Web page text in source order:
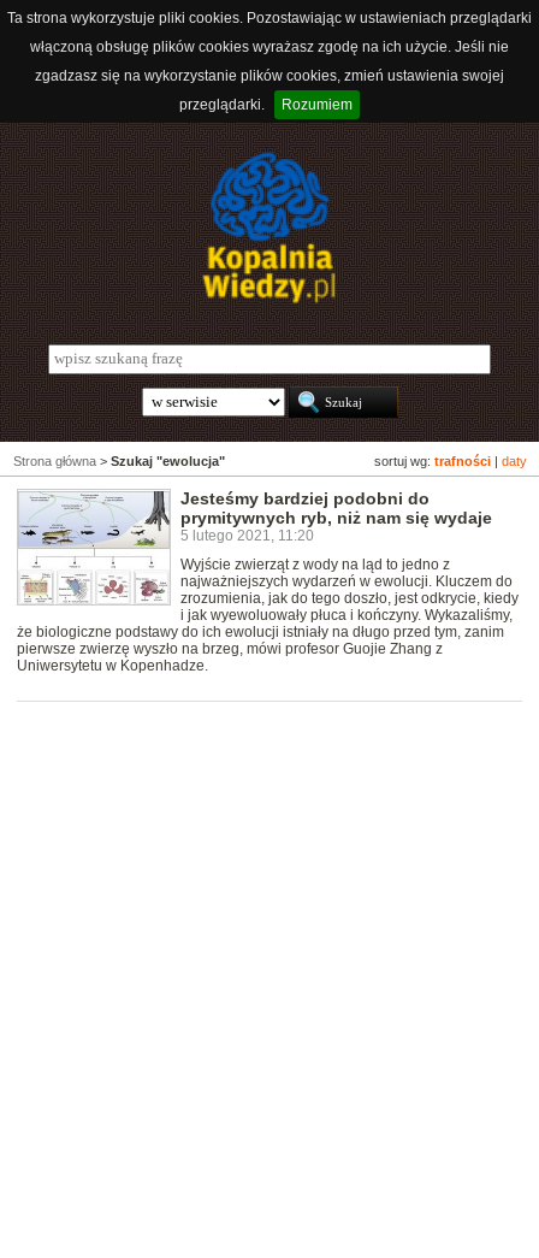
Ta strona wykorzystuje pliki cookies. Pozostawiając w ustawieniach przeglądarki
włączoną obsługę plików cookies wyrażasz zgodę na ich użycie. Jeśli nie
zgadzasz się na wykorzystanie plików cookies, zmień ustawienia swojej
przeglądarki.
Rozumiem
sortuj wg: trafności daty
Strona główna > Szukaj "ewolucja"
Jesteśmy bardziej podobni do
prymitywnych ryb, niż nam się wydaje
5 lutego 2021, 11:20
Wyjście zwierząt z wody na ląd to jedno z
najważniejszych wydarzeń w ewolucji. Kluczem do
zrozumienia, jak do tego doszło, jest odkrycie, kiedy
i jak wyewoluowały płuca i kończyny. Wykazaliśmy,
że biologiczne podstawy do ich ewolucji istniały na długo przed tym, zanim
pierwsze zwierzę wyszło na brzeg, mówi profesor Guojie Zhang z
Uniwersytetu w Kopenhadze.